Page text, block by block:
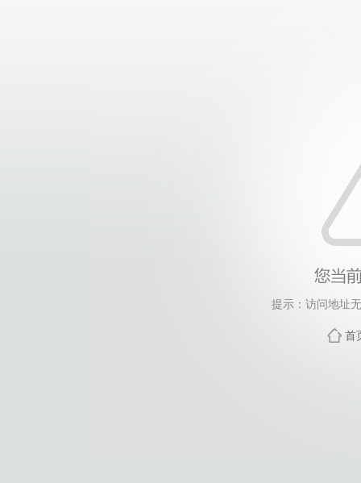
提示：访问地址
首